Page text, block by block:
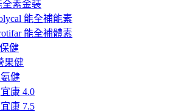
全素金裝
能全補能素
能全補體素
健
果健
健
康 4.0
康 7.5